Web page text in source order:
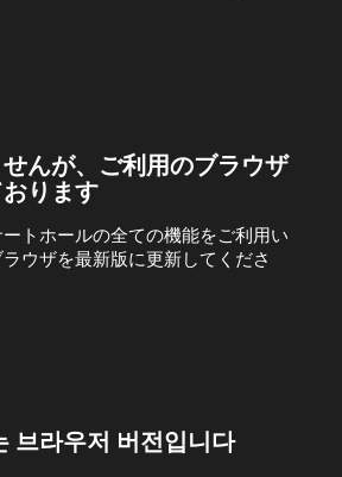
んが、ご利用のブラウザ
ります
トホールの全ての機能をご利用い
ウザを最新版に更新してくださ
브라우저 버전입니다